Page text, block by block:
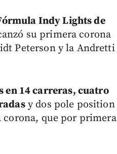
Indy Lights de
su primera corona
Peterson y la Andretti
en 14 carreras, cuatro
y dos pole position
corona, que por primera